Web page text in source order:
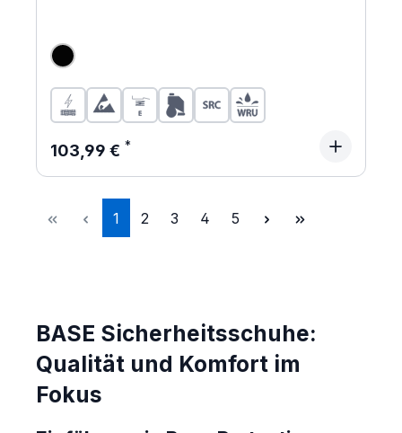
Regulärer Preis:
103,99 €
Seite
1 Seite
2 Seite
3 Seite
4 Seite
5
BASE Sicherheitsschuhe:
Qualität und Komfort im
Fokus